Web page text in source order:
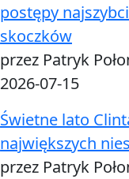
postępy
skoczków
przez Patryk
2026-07-15
Świetne lato
największych
przez Patryk